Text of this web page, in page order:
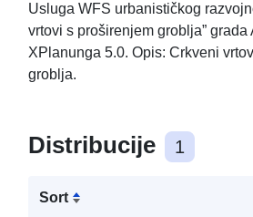
Usluga WFS urbanističkog
vrtovi s proširenjem groblja” grada
XPlanunga 5.0. Opis: Crkveni
groblja.
Distribucije 1
Sort